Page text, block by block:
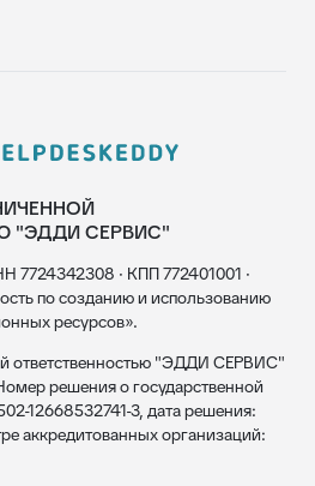
"ЭДДИ СЕРВИС"
7724342308 · КПП 772401001 ·
по созданию и использованию
ресурсов».
ответственностью "ЭДДИ СЕРВИС"
решения о государственной
12668532741-3, дата решения:
аккредитованных организаций: